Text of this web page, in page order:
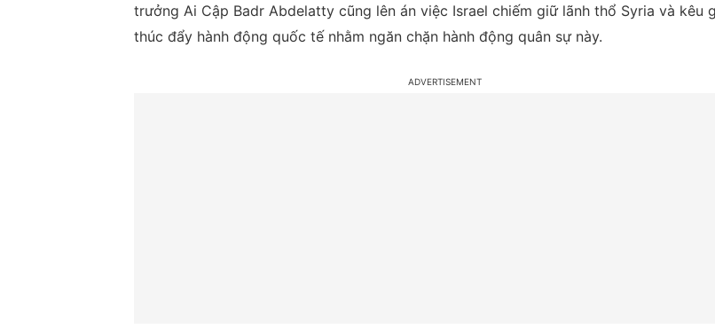
trưởng Ai Cập Badr Abdelatty cũng lên án việc Israel chiếm giữ lãnh thổ Syria và kêu
thúc đẩy hành động quốc tế nhằm ngăn chặn hành động quân sự này.